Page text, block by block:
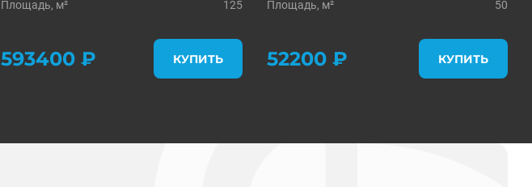
Площадь, м²
125
593400 ₽ КУПИТЬ
Площадь, м²
50
52200 ₽ КУПИТЬ